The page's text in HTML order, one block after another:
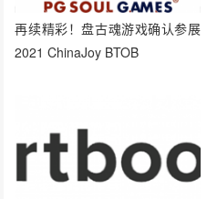
再续精彩！盘古魂游戏确认参展
2021 ChinaJoy BTOB